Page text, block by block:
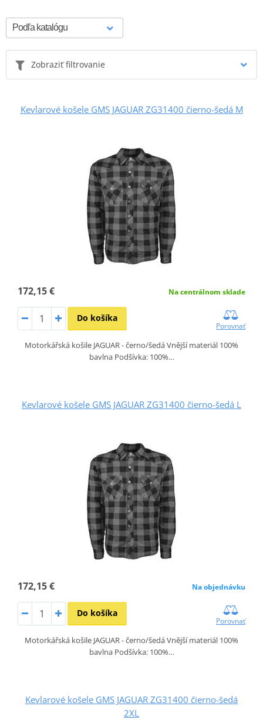
Zobraziť filtrovanie
Kevlarové košele GMS JAGUAR ZG31400 čierno-šedá M
172,15 € Na centrálnom sklade
Do košíka
Porovnať
Motorkářská košile JAGUAR - černo/šedá Vnější materiál 100%
bavlna Podšívka: 100%…
Kevlarové košele GMS JAGUAR ZG31400 čierno-šedá L
172,15 € Na objednávku
Do košíka
Porovnať
Motorkářská košile JAGUAR - černo/šedá Vnější materiál 100%
bavlna Podšívka: 100%…
Kevlarové košele GMS JAGUAR ZG31400 čierno-šedá
2XL